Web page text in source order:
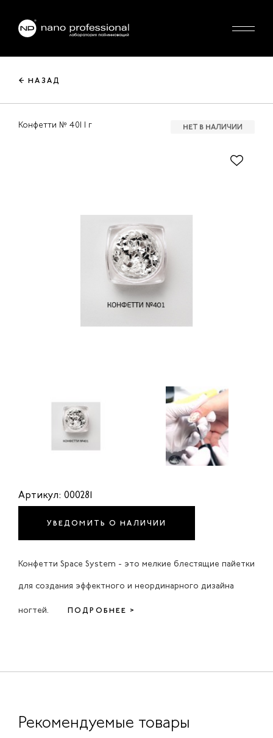
← НАЗАД
Конфетти № 401 1 г НЕТ В НАЛИЧИИ
Артикул: 000281
УВЕДОМИТЬ О НАЛИЧИИ
Конфетти Space System - это мелкие блестящие пайетки
для создания эффектного и неординарного дизайна
ногтей. ПОДРОБНЕЕ >
Рекомендуемые товары